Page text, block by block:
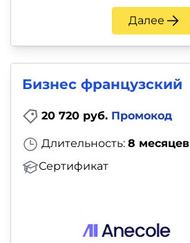
Далее
Бизнес французский
20 720 руб. Промокод
Длительность: 8 месяцев
Сертификат